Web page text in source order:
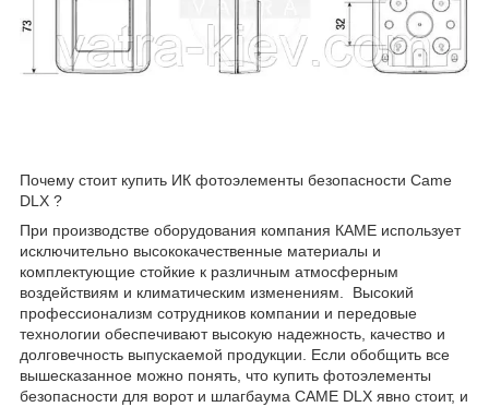
Почему стоит купить ИК фотоэлементы безопасности Came
DLX ?
При производстве оборудования компания КАМЕ использует
исключительно высококачественные материалы и
комплектующие стойкие к различным атмосферным
воздействиям и климатическим изменениям. Высокий
профессионализм сотрудников компании и передовые
технологии обеспечивают высокую надежность, качество и
долговечность выпускаемой продукции. Если обобщить все
вышесказанное можно понять, что купить фотоэлементы
безопасности для ворот и шлагбаума САМЕ DLX явно стоит, и